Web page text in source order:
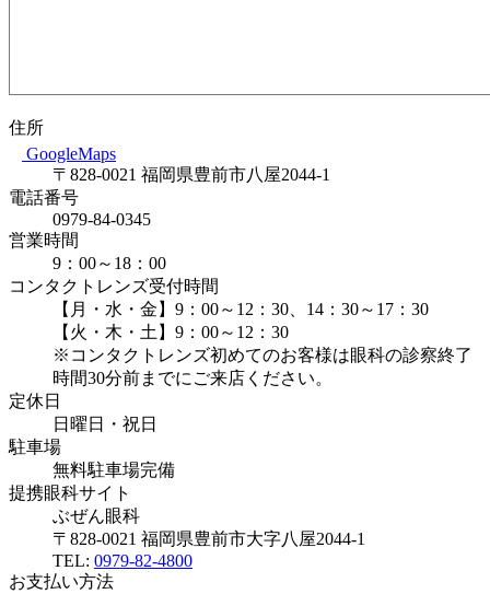
住所
GoogleMaps
〒828-0021 福岡県豊前市八屋2044-1
電話番号
0979-84-0345
営業時間
9：00～18：00
コンタクトレンズ受付時間
【月・水・金】9：00～12：30、14：30～17：30
【火・木・土】9：00～12：30
※コンタクトレンズ初めてのお客様は眼科の診察終了
時間30分前までにご来店ください。
定休日
日曜日・祝日
駐車場
無料駐車場完備
提携眼科サイト
ぶぜん眼科
〒828-0021 福岡県豊前市大字八屋2044-1
TEL: 0979-82-4800
お支払い方法